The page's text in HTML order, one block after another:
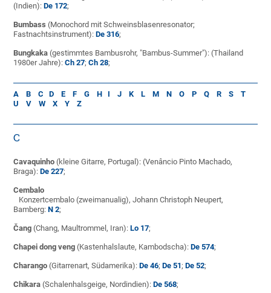
(Indien):De 172;
Bumbass (Monochord mit Schweinsblasenresonator;
Fastnachtsinstrument):De 316;
Bungkaka (gestimmtes Bambusrohr, "Bambus-Summer"): (Thailand
1980er Jahre):Ch 27;Ch 28;
A B C D E F G H I J K L M N O P Q R S
T
U
V W X Y Z
C
Cavaquinho (kleine Gitarre, Portugal): (Venâncio Pinto Machado,
Braga):De 227;
Cembalo
Konzertcembalo (zweimanualig), Johann Christoph Neupert,
Bamberg:N 2;
Čang (Chang, Maultrommel, Iran):Lo 17;
Chapei dong veng (Kastenhalslaute, Kambodscha):De 574;
Charango (Gitarrenart, Südamerika):De 46;De 51;De 52;
Chikara (Schalenhalsgeige, Nordindien):De 568;